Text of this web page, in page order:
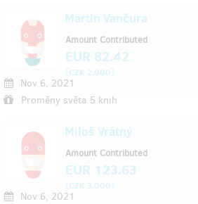
Martin Vančura
Nov 6, 2021
Proměny světa 5 knih
Amount Contributed
EUR 82.42
(CZK 2,000)
Miloš Vrátný
Nov 6, 2021
Amount Contributed
EUR 123.63
(CZK 3,000)